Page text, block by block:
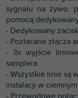
sygnału na żywo,
pomocą
- Dedykowany
- Pozłacane złącza
- 3x wyjście
samplera
- Wszystkie linie są
instalacji w
- Przewodowe